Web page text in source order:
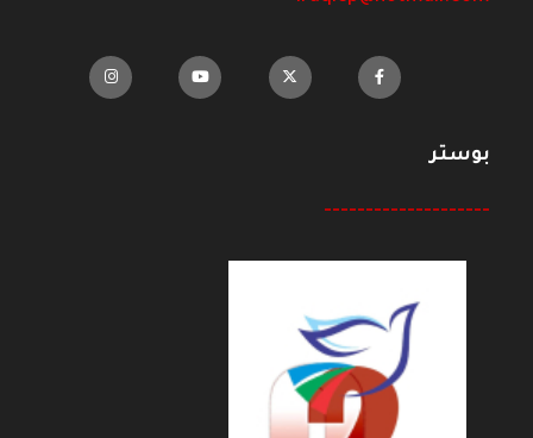
بوستر
--------------------